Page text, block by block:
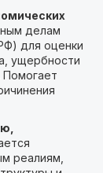
делам
для оценки
ущербности
Помогает
реалиям,